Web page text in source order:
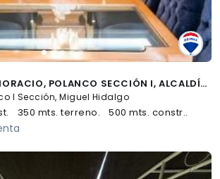
VENTA CASA EN HORACIO, POLANCO SECCIÓN I, ALCALDÍA MIGUEL HIDALGO, CDMX - (34)
I Sección, Miguel Hidalgo
350 mts. terreno. 500 mts. constr..